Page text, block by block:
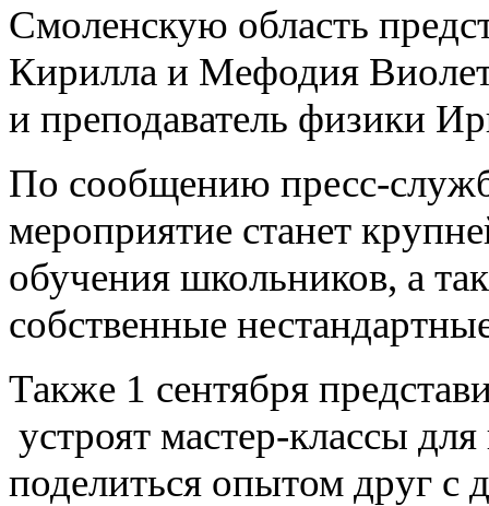
Смоленскую область
Кирилла и Мефодия
и преподаватель физики
По сообщению пресс-
мероприятие станет
обучения школьников, а
собственные
Также 1 сентября
устроят мастер-классы
поделиться опытом друг с